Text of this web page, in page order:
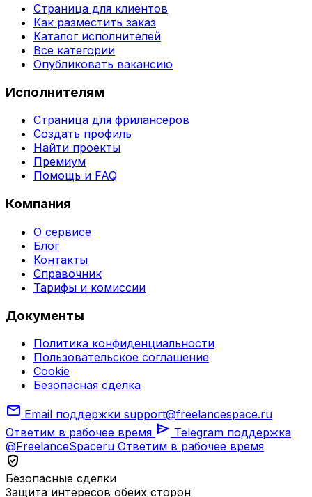
Страница для клиентов
Как разместить заказ
Каталог исполнителей
Все категории
Опубликовать вакансию
Исполнителям
Страница для фрилансеров
Создать профиль
Найти проекты
Премиум
Помощь и FAQ
Компания
О сервисе
Блог
Контакты
Справочник
Тарифы и комиссии
Документы
Политика конфиденциальности
Пользовательское соглашение
Cookie
Безопасная сделка
mail Email поддержки support@freelancespace.ru
Ответим в рабочее время send Telegram поддержка
@FreelanceSpaceru Ответим в рабочее время
verified_user
Безопасные сделки
Защита интересов обеих сторон